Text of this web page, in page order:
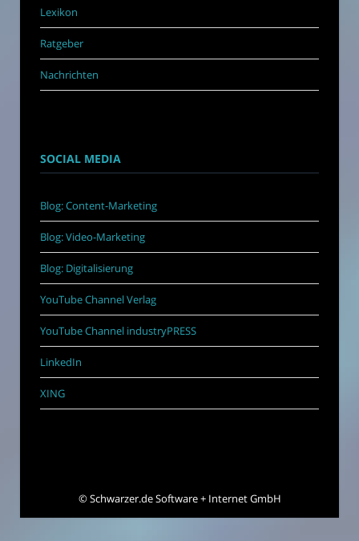
Lexikon
Ratgeber
Nachrichten
SOCIAL MEDIA
Blog: Content-Marketing
Blog: Video-Marketing
Blog: Digitalisierung
YouTube Channel Verlag
YouTube Channel industryPRESS
LinkedIn
XING
©Schwarzer.de Software + Internet GmbH